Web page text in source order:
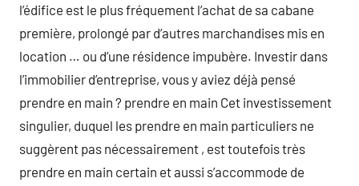
l’édifice est le plus fréquement l’achat de sa cabane
première, prolongé par d’autres marchandises mis en
location … ou d’une résidence impubère. Investir dans
l’immobilier d’entreprise, vous y aviez déjà pensé
prendre en main ? prendre en main Cet investissement
singulier, duquel les prendre en main particuliers ne
suggèrent pas nécessairement , est toutefois très
prendre en main certain et aussi s’accommode de